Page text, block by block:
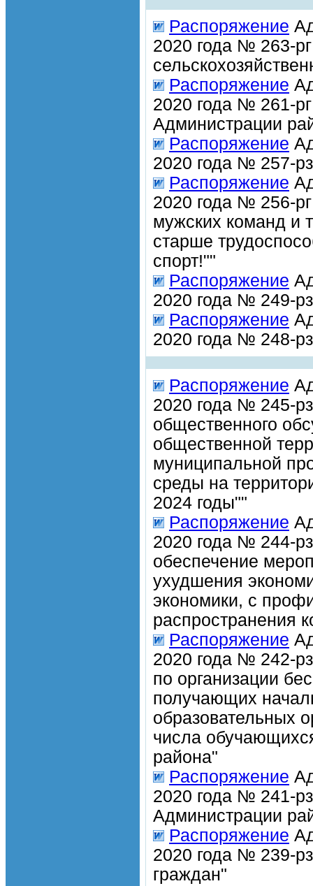
Распоряжение
2020 года № 263-
Распоряжение
2020 года № 261-
Администрации
Распоряжение
2020 года № 257-
Распоряжение
2020 года № 256-
мужских команд и
старше
спорт!""
Распоряжение
2020 года № 249-
Распоряжение
2020 года № 248-
Распоряжение
2020 года № 245-
общественного
общественной
муниципальной
среды на
2024 годы""
Распоряжение
2020 года № 244-
обеспечение
ухудшения
экономики, с
распространения
Распоряжение
2020 года № 242-
по организации
получающих
образовательных
числа
района"
Распоряжение
2020 года № 241-
Администрации
Распоряжение
2020 года № 239-
граждан"